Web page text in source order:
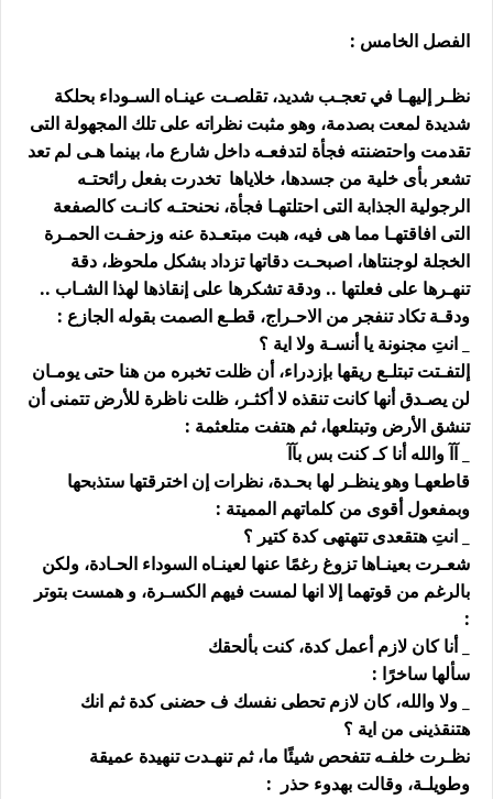
الفصل الخامس :
نظـر إليهـا في تعجـب شديد، تقلصـت عينـاه السـوداء بحلكة
شديدة لمعت بصدمة، وهو مثبت نظراته على تلك المجهولة التى
تقدمت واحتضنته فجأة لتدفعـه داخل شارع ما، بينما هـى لم تعد
تشعر بأى خلية من جسدها، خلاياها تخدرت بفعل رائحتـه
الرجولية الجذابة التى احتلتهـا فجأة، نحنحتـه كانـت كالصفعة
التى افاقتهـا مما هى فيه، هبت مبتعـدة عنه وزحفـت الحمـرة
الخجلة لوجنتاها، اصبحـت دقاتها تزداد بشكل ملحوظ، دقة
تنهـرها على فعلتها .. ودقة تشكرها على إنقاذها لهذا الشـاب ..
ودقـة تكاد تنفجر من الاحـراج، قطـع الصمت بقوله الجازع :
_ انتِ مجنونة يا أنسـة ولا اية ؟
إلتفـتت تبتلـع ريقها بإزدراء، أن ظلت تخبره من هنا حتى يومـان
لن يصـدق أنها كانت تنقذه لا أكثـر، ظلت ناظرة للأرض تتمنى أن
تنشق الأرض وتبتلعها، ثم هتفت متلعثمة :
_ آآ والله أنا كـ كنت بس بآآ
قاطعهـا وهو ينظـر لها بحـدة، نظرات إن اخترقتها ستذبحها
وبمفعول أقوى من كلماتهم المميتة :
_ انتِ هتقعدى تتهتهى كدة كتير ؟
شعـرت بعينـاها تزوغ رغمًا عنها لعينـاه السوداء الحـادة، ولكن
بالرغم من قوتهما إلا انها لمست فيهم الكسـرة، و همست بتوتر
:
_ أنا كان لازم أعمل كدة، كنت بألحقك
سألها ساخرًا :
_ ولا والله، كان لازم تحطى نفسك ف حضنى كدة ثم انك
هتنقذينى من اية ؟
نظـرت خلفـه تتفحص شيئًا ما، ثم تنهـدت تنهيدة عميقة
وطويلـة، وقالت بهدوء حذر :